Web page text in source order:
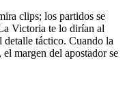
clips; los partidos se
Victoria te lo dirían al
detalle táctico. Cuando la
margen del apostador se